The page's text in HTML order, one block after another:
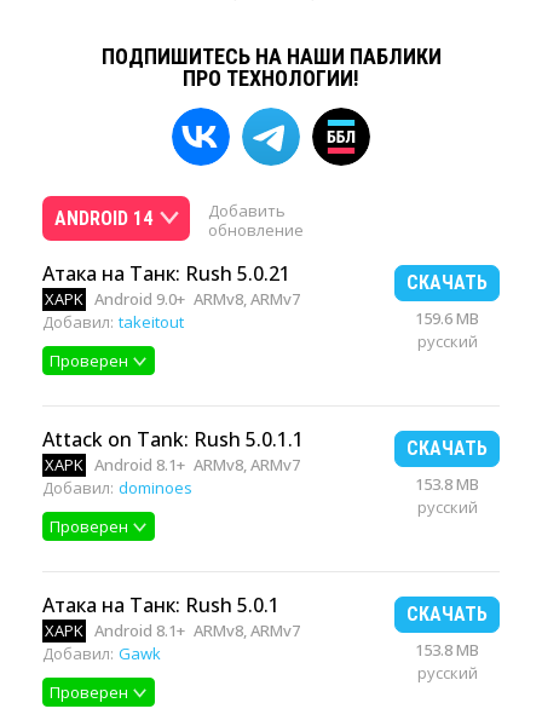
ПОДПИШИТЕСЬ НА НАШИ ПАБЛИКИ
ПРО ТЕХНОЛОГИИ!
ANDROID 14
Добавить
обновление
Атака на Танк: Rush 5.0.21
XAPK Android 9.0+ ARMv8, ARMv7
Добавил: takeitout
Проверен
СКАЧАТЬ
159.6 MB
русский
Attack on Tank: Rush 5.0.1.1
XAPK Android 8.1+ ARMv8, ARMv7
Добавил: dominoes
Проверен
СКАЧАТЬ
153.8 MB
русский
Атака на Танк: Rush 5.0.1
XAPK Android 8.1+ ARMv8, ARMv7
Добавил: Gawk
Проверен
СКАЧАТЬ
153.8 MB
русский